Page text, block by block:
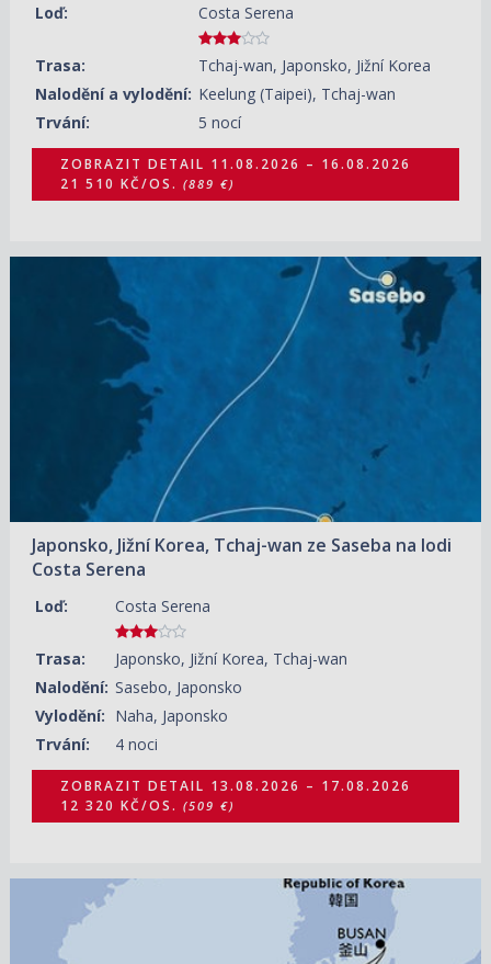
Loď: Costa Serena
Trasa:
Tchaj-wan, Japonsko, Jižní Korea
Nalodění a vylodění: Keelung (Taipei), Tchaj-wan
Trvání:
5 nocí
ZOBRAZIT DETAIL 11.08.2026 – 16.08.2026
21 510 KČ/OS. (889 €)
Japonsko, Jižní Korea, Tchaj-wan ze Saseba na lodi
Costa Serena
Loď: Costa Serena
Trasa:
Japonsko, Jižní Korea, Tchaj-wan
Nalodění: Sasebo, Japonsko
Vylodění: Naha, Japonsko
Trvání:
4 noci
ZOBRAZIT DETAIL
13.08.2026 – 17.08.2026
12 320 KČ/OS.
(509 €)
ZOBRAZIT DETAIL 13.08.2026 – 17.08.2026
12 320 KČ/OS. (509 €)
ZOBRAZIT DETAIL
14.08.2026 – 18.08.2026
14 500 KČ/OS.
(599 €)